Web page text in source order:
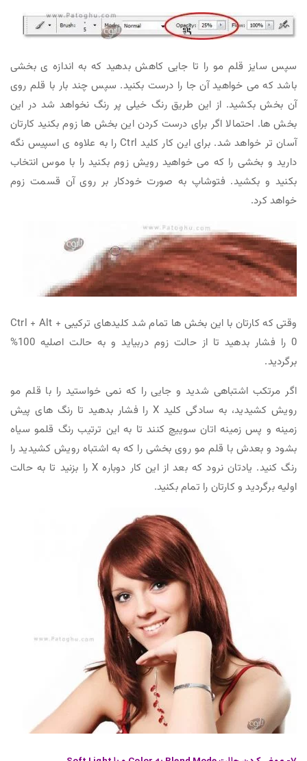
سپس سایز قلم مو را تا جایی کاهش بدهید که به اندازه ی بخشی
باشد که می خواهید آن جا را درست بکنید. سپس چند بار با قلم روی
آن بخش بکشید. از این طریق رنگ خیلی پر رنگ نخواهد شد در این
بخش ها. احتمالا اگر برای درست کردن این بخش ها زوم بکنید کارتان
آسان تر خواهد شد. برای این کار کلید Ctrl را به علاوه ی اسپیس نگه
دارید و بخشی را که می خواهید رویش زوم بکنید را با موس انتخاب
بکنید و بکشید. فتوشاپ به صورت خودکار بر روی آن قسمت زوم
خواهد کرد.
وقتی که کارتان با این بخش ها تمام شد کلیدهای ترکیبی Ctrl + Alt +
0 را فشار بدهید تا از حالت زوم دربیاید و به حالت اصلیه 100%
برگردید.
اگر مرتکب اشتباهی شدید و جایی را که نمی خواستید را با قلم مو
رویش کشیدید، به سادگی کلید X را فشار بدهید تا رنگ های پیش
زمینه و پس زمینه اتان سوییچ کنند تا به این ترتیب رنگ قلمو سیاه
بشود و بعدش با قلم مو روی بخشی را که به اشتباه رویش کشیدید را
رنگ کنید. یادتان نرود که بعد از این کار دوباره X را بزنید تا به حالت
اولیه برگردید و کارتان را تمام بکنید.